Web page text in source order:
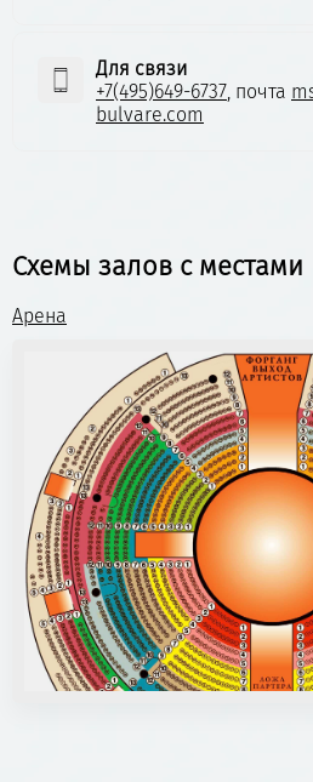
Для связи
+7(495)649-6737, почта
bulvare.com
Схемы залов с местами
Арена